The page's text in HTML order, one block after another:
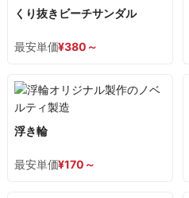
最安単価¥380 ～
くり抜きビーチサンダル
最安単価¥170 ～
浮き輪